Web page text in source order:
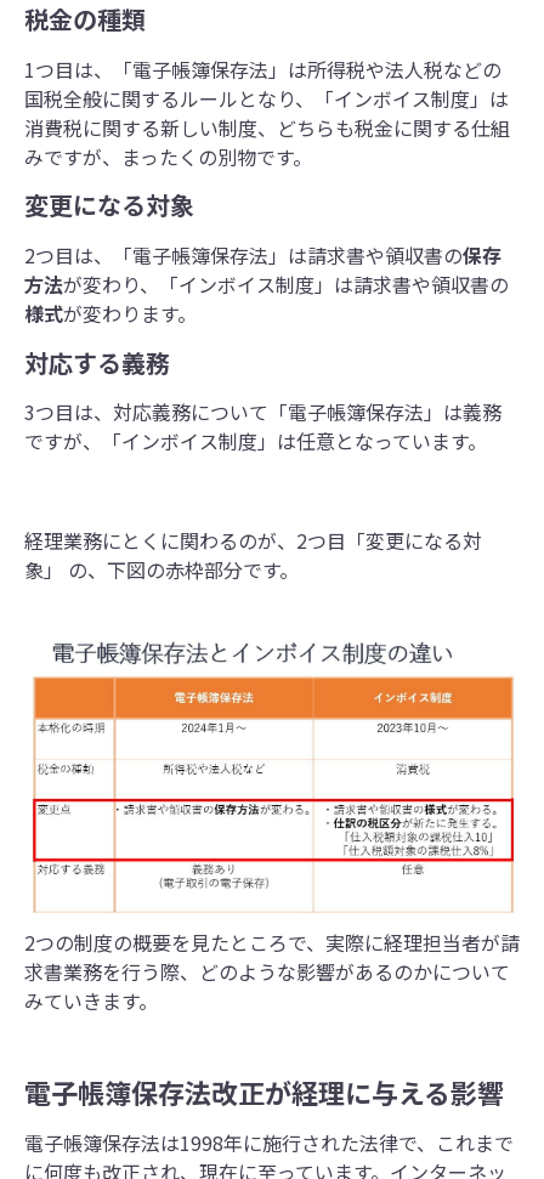
税金の種類
1つ目は、「電子帳簿保存法」は所得税や法人税などの
国税全般に関するルールとなり、「インボイス制度」は
消費税に関する新しい制度、どちらも税金に関する仕組
みですが、まったくの別物です。
変更になる対象
2つ目は、「電子帳簿保存法」は請求書や領収書の保存
方法が変わり、「インボイス制度」は請求書や領収書の
様式が変わります。
対応する義務
3つ目は、対応義務について「電子帳簿保存法」は義務
ですが、「インボイス制度」は任意となっています。
経理業務にとくに関わるのが、2つ目「変更になる対
象」 の、下図の赤枠部分です。
2つの制度の概要を見たところで、実際に経理担当者が請
求書業務を行う際、どのような影響があるのかについて
みていきます。
電子帳簿保存法改正が経理に与える影響
電子帳簿保存法は1998年に施行された法律で、これまで
に何度も改正され、現在に至っています。インターネッ